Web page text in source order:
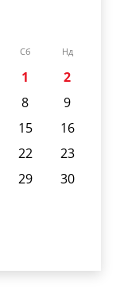
Сб Нд
1
2
8
9
15
16
22
23
29
30